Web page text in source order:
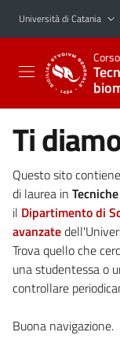
Vai al contenuto
Vai al menu di
Università di Catania
Ti
Questo sito
di laurea in
il Dipartimento di
avanzate
Trova quello che
una studentessa o
controllare
Buona navigazione.